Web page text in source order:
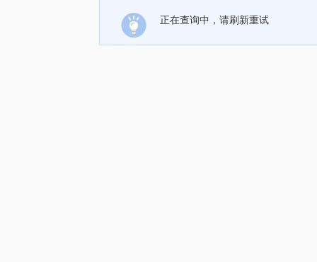
正在查询中，请刷新重试